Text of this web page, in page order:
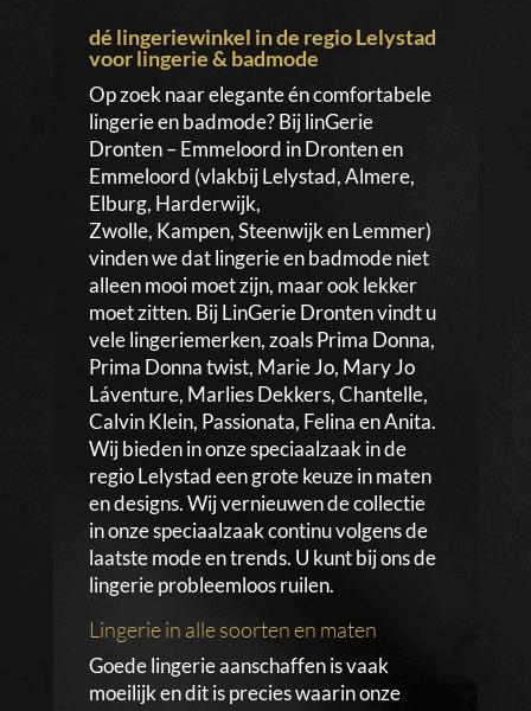
dé lingeriewinkel in de regio Lelystad
voor lingerie & badmode
Op zoek naar elegante én comfortabele
lingerie en badmode? Bij linGerie
Dronten – Emmeloord in Dronten en
Emmeloord (vlakbij Lelystad, Almere,
Elburg, Harderwijk,
Zwolle, Kampen, Steenwijk en Lemmer)
vinden we dat lingerie en badmode niet
alleen mooi moet zijn, maar ook lekker
moet zitten. Bij LinGerie Dronten vindt u
vele lingeriemerken, zoals Prima Donna,
Prima Donna twist, Marie Jo, Mary Jo
Láventure, Marlies Dekkers, Chantelle,
Calvin Klein, Passionata, Felina en Anita.
Wij bieden in onze speciaalzaak in de
regio Lelystad een grote keuze in maten
en designs. Wij vernieuwen de collectie
in onze speciaalzaak continu volgens de
laatste mode en trends. U kunt bij ons de
lingerie probleemloos ruilen.
Lingerie in alle soorten en maten
Goede lingerie aanschaffen is vaak
moeilijk en dit is precies waarin onze